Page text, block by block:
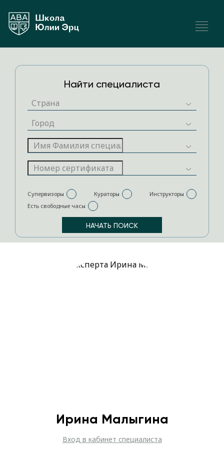
Найти специалиста
Супервизоры Кураторы
Инструкторы
Есть свободные часы
Ирина Малыгина
Вход в кабинет специалиста